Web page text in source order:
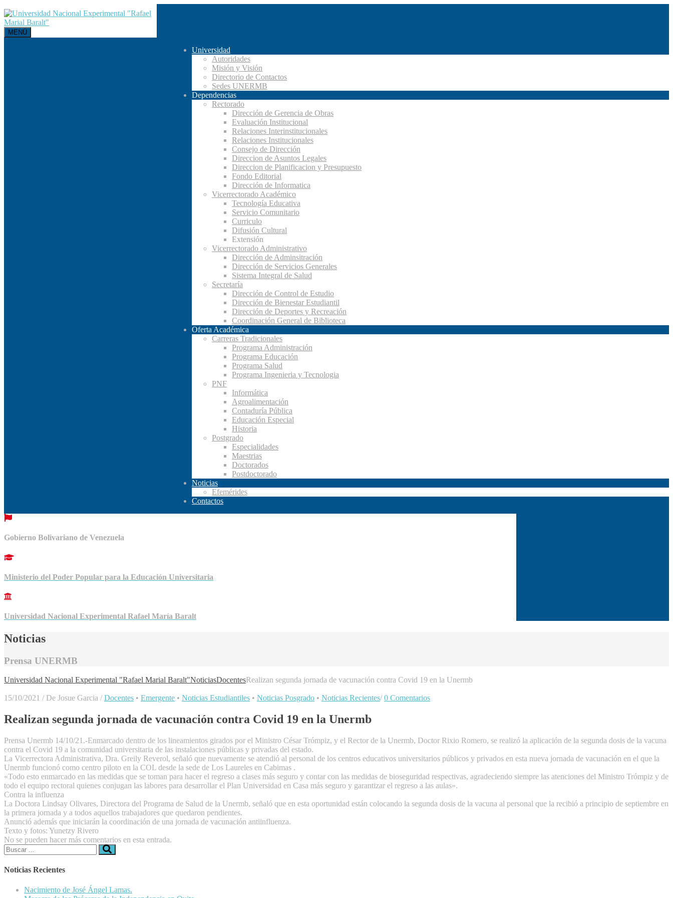
MENÚ
Universidad
Autoridades
Misión y Visión
Directorio de Contactos
Sedes UNERMB
Dependencias
Rectorado
Dirección de Gerencia de Obras
Evaluación Institucional
Relaciones Interinstitucionales
Relaciones Institucionales
Consejo de Dirección
Direccion de Asuntos Legales
Direccion de Planificacion y Presupuesto
Fondo Editorial
Dirección de Informatica
Vicerrectorado Académico
Tecnología Educativa
Servicio Comunitario
Curriculo
Difusión Cultural
Extensión
Vicerrectorado Administrativo
Dirección de Adminsitración
Dirección de Servicios Generales
Sistema Integral de Salud
Secretaría
Dirección de Control de Estudio
Dirección de Bienestar Estudiantil
Dirección de Deportes y Recreación
Coordinación General de Biblioteca
Oferta Académica
Carreras Tradicionales
Programa Administración
Programa Educación
Programa Salud
Programa Ingenieria y Tecnologia
PNF
Informática
Agroalimentación
Contaduría Pública
Educación Especial
Historia
Postgrado
Especialidades
Maestrias
Doctorados
Postdoctorado
Noticias
Efemérides
Contactos
Gobierno Bolivariano de Venezuela
Ministerio del Poder Popular para la Educación Universitaria
Universidad Nacional Experimental Rafael María Baralt
Noticias
Prensa UNERMB
Universidad Nacional Experimental "Rafael Marial Baralt"NoticiasDocentesRealizan segunda jornada de vacunación contra Covid 19 en la Unermb
15/10/2021 / De Josue Garcia / Docentes • Emergente • Noticias Estudiantiles • Noticias Posgrado • Noticias Recientes/ 0 Comentarios
Realizan segunda jornada de vacunación contra Covid 19 en la Unermb
Prensa Unermb 14/10/21.-Enmarcado dentro de los lineamientos girados por el Ministro César Trómpiz, y el Rector de la Unermb, Doctor Rixio Romero, se realizó la aplicación de la segunda dosis de la vacuna
contra el Covid 19 a la comunidad universitaria de las instalaciones públicas y privadas del estado.
La Vicerrectora Administrativa, Dra. Greily Reverol, señaló que nuevamente se atendió al personal de los centros educativos universitarios públicos y privados en esta nueva jornada de vacunación en el que la
Unermb funcionó como centro piloto en la COL desde la sede de Los Laureles en Cabimas .
«Todo esto enmarcado en las medidas que se toman para hacer el regreso a clases más seguro y contar con las medidas de bioseguridad respectivas, agradeciendo siempre las atenciones del Ministro Trómpiz y de
todo el equipo rectoral quienes conjugan las labores para desarrollar el Plan Universidad en Casa más seguro y garantizar el regreso a las aulas».
Contra la influenza
La Doctora Lindsay Olivares, Directora del Programa de Salud de la Unermb, señaló que en esta oportunidad están colocando la segunda dosis de la vacuna al personal que la recibió a principio de septiembre en
la primera jornada y a todos aquellos trabajadores que quedaron pendientes.
Anunció además que iniciarán la coordinación de una jornada de vacunación antiinfluenza.
Texto y fotos: Yunetzy Rivero
No se pueden hacer más comentarios en esta entrada.
Buscar:
Noticias Recientes
Nacimiento de José Ángel Lamas.